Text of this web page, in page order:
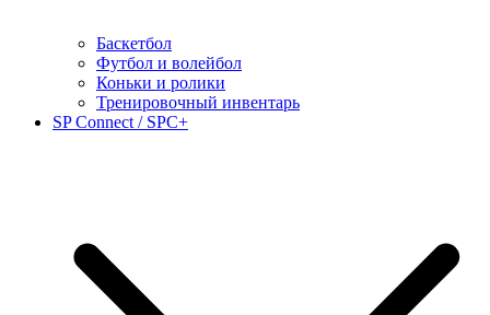
Баскетбол
Футбол и волейбол
Коньки и ролики
Тренировочный инвентарь
SP Connect / SPC+